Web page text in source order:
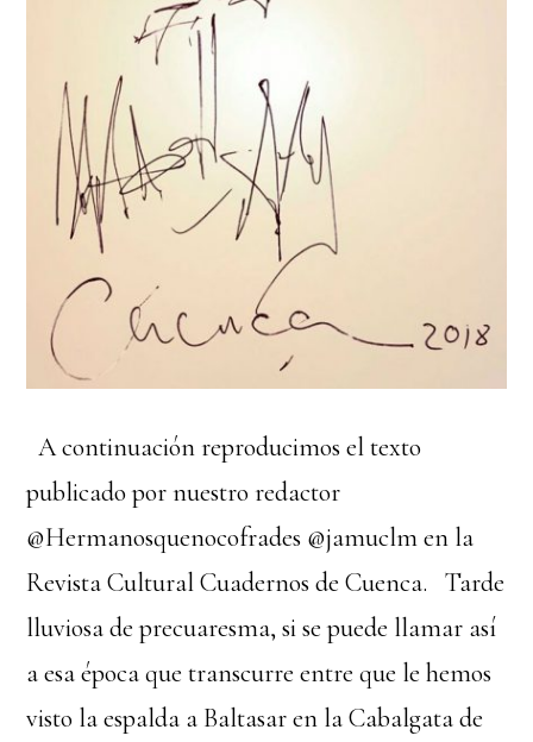
A continuación reproducimos el texto
publicado por nuestro redactor
@Hermanosquenocofrades @jamuclm en la
Revista Cultural Cuadernos de Cuenca. Tarde
lluviosa de precuaresma, si se puede llamar así
a esa época que transcurre entre que le hemos
visto la espalda a Baltasar en la Cabalgata de